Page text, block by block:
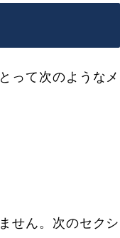
って次のようなメ
せん。次のセクシ